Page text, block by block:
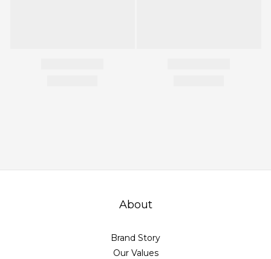
About
Brand Story
Our Values